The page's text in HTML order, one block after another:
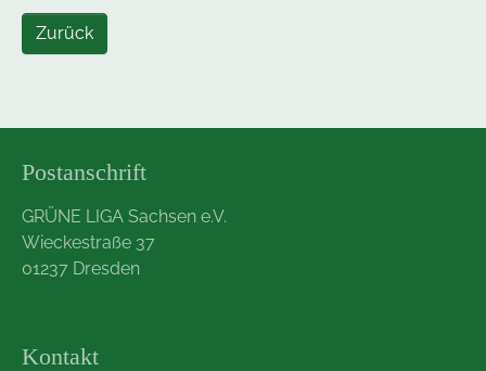
Zurück
Postanschrift
GRÜNE LIGA Sachsen e.V.
Wieckestraße 37
01237 Dresden
Kontakt